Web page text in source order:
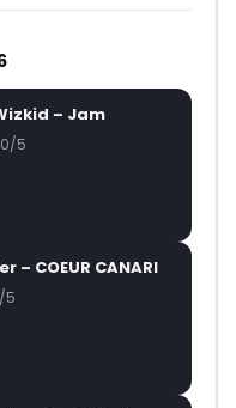
– Jam
5
– COEUR CANARI
5